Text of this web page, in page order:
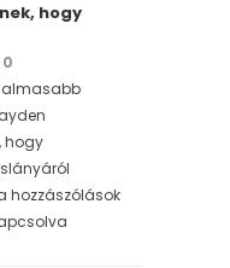
hogy
0
hogy
hozzászólások